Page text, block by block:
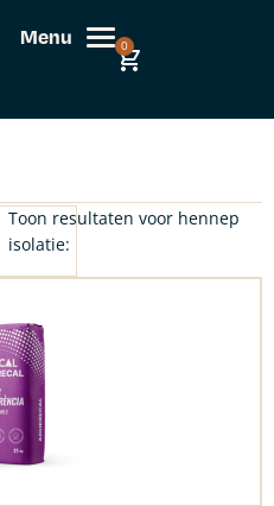
Menu 0
Toon resultaten voor hennep
isolatie: